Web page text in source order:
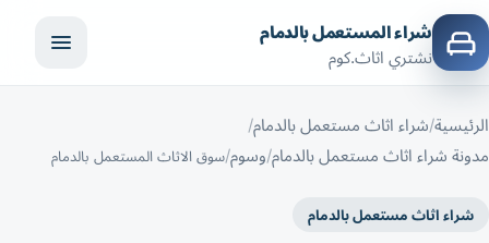
شراء المستعمل بالدمام
نشتري اثاث.كوم
الرئيسية شراء اثاث مستعمل بالدمام
مدونة شراء اثاث مستعمل بالدمام وسوم سوق الاثاث المستعمل بالدمام
شراء اثاث مستعمل بالدمام